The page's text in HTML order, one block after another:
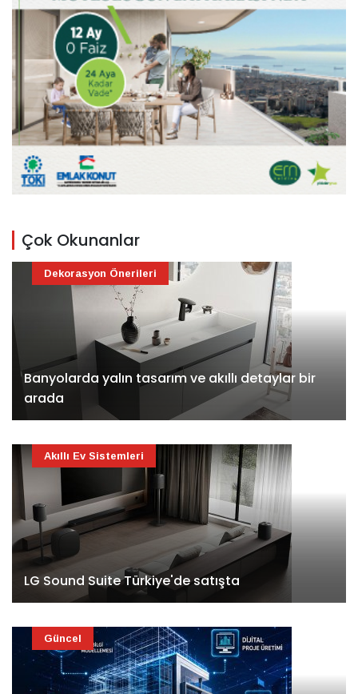
Çok Okunanlar
Banyolarda yalın tasarım ve akıllı detaylar bir
arada
Dekorasyon Önerileri
LG Sound Suite Türkiye'de satışta
Akıllı Ev Sistemleri
Güncel